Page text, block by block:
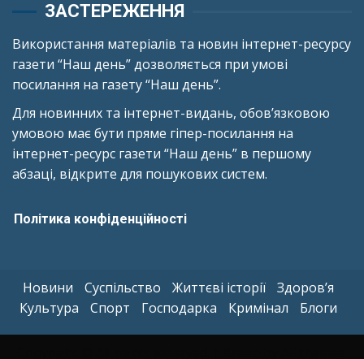
ЗАСТЕРЕЖЕННЯ
Використання матеріалів та новин інтернет-ресурсу
газети “Наш день” дозволяється при умові
посилання на газету “Наш день”.
Для новинних та інтернет-видань, обов’язковою
умовою має бути пряме гіпер-посилання на
інтернет-ресурс газети “Наш день” в першому
абзаці, відкрите для пошукових систем.
Політика конфіденційності
Новини Суспільство Життєві історії
Здоров’я
Культура
Спорт Господарка Кримінал Блоги